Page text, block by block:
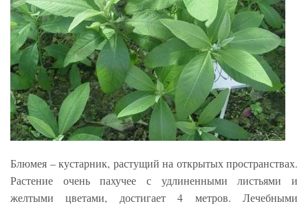
Блюмея – кустарник, растущий на открытых пространствах.
Растение очень пахучее с удлиненными листьями и
желтыми цветами, достигает 4 метров. Лечебными